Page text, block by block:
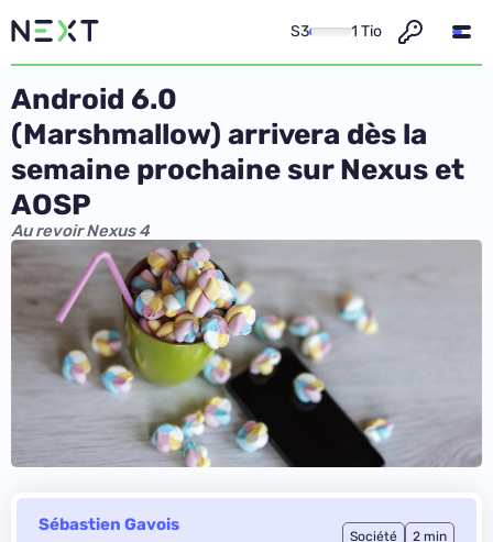
S3 1 Tio
Android 6.0
(Marshmallow) arrivera dès la
semaine prochaine sur Nexus et
AOSP
Au revoir Nexus 4
Sébastien Gavois
Société 2 min